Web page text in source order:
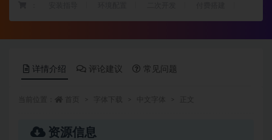
详情介绍 评论建议 常见问题
资源信息